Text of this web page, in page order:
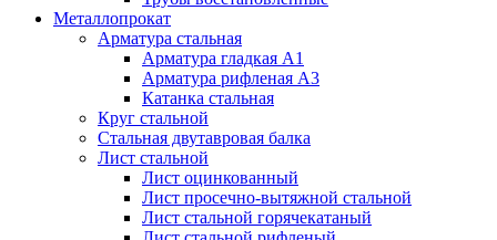
Металлопрокат
Арматура стальная
Арматура гладкая А1
Арматура рифленая А3
Катанка стальная
Круг стальной
Стальная двутавровая балка
Лист стальной
Лист оцинкованный
Лист просечно-вытяжной стальной
Лист стальной горячекатаный